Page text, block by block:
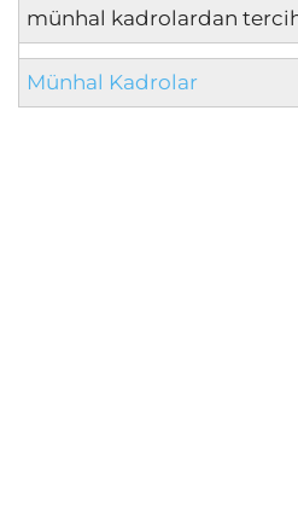
münhal kadrolardan
Münhal Kadrolar